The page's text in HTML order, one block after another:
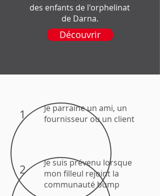
des enfants de l'orphelinat
de Darna.
Découvrir
1
Je parraine un ami, un
fournisseur ou un client
2
Je suis prévenu lorsque
mon filleul rejoint la
communauté bump